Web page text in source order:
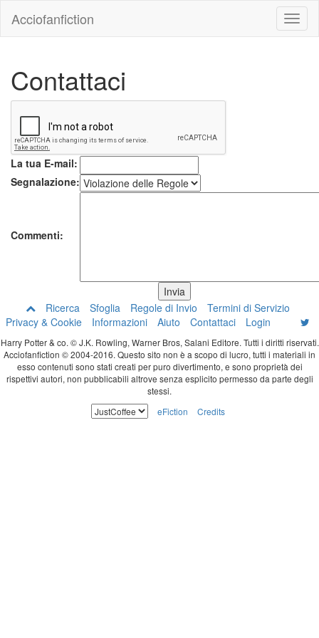
Acciofanfiction
Contattaci
La tua E-mail:
Segnalazione:
Commenti:
Ricerca Sfoglia Regole di Invio
Termini di Servizio
Privacy & Cookie
Informazioni Aiuto Contattaci Login
Harry Potter & co. © J.K. Rowling, Warner Bros, Salani Editore. Tutti i diritti riservati.
Acciofanfiction © 2004-2016. Questo sito non è a scopo di lucro, tutti i materiali in
esso contenuti sono stati creati per puro divertimento, e sono proprietà dei
rispettivi autori, non pubblicabili altrove senza esplicito permesso da parte degli
stessi.
eFiction
Credits